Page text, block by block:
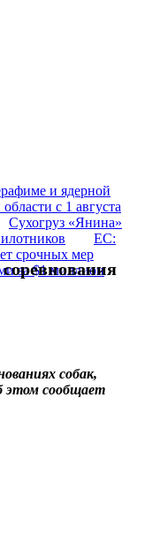
и ядерной
с 1 августа
Сухогруз «Янина»
ЕС:
срочных мер
за $1 миллион
собак,
этом сообщает